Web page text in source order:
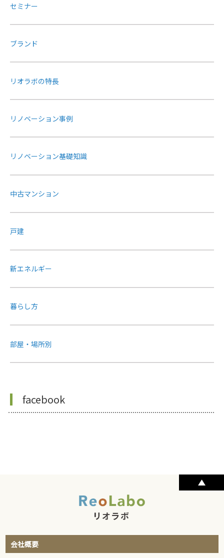
セミナー
ブランド
リオラボの特長
リノベーション事例
リノベーション基礎知識
中古マンション
戸建
新エネルギー
暮らし方
部屋・場所別
facebook
会社概要